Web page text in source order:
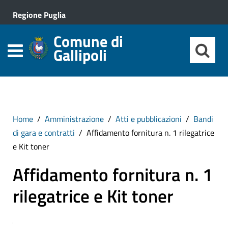
Regione Puglia
Comune di
Gallipoli
Home Amministrazione Atti e pubblicazioni
Bandi
di gara e contratti
Affidamento fornitura n. 1 rilegatrice
e Kit toner
Affidamento fornitura n. 1
rilegatrice e Kit toner